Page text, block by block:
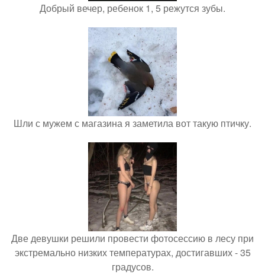
Добрый вечер, ребенок 1, 5 режутся зубы.
Шли с мужем с магазина я заметила вот такую птичку.
Две девушки решили провести фотосессию в лесу при
экстремально низких температурах, достигавших - 35
градусов.